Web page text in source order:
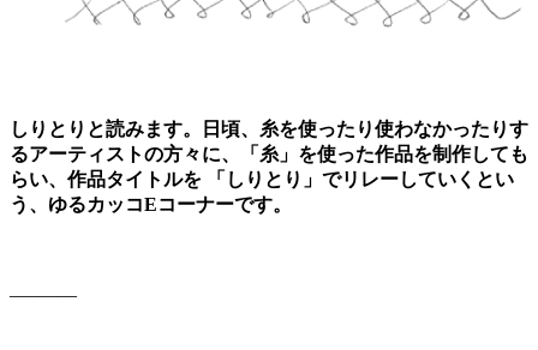
しりとりと読みます。日頃、糸を使ったり使わなかったりす
るアーティストの方々に、「糸」を使った作品を制作しても
らい、作品タイトルを 「しりとり」でリレーしていくとい
う、ゆるカッコEコーナーです。